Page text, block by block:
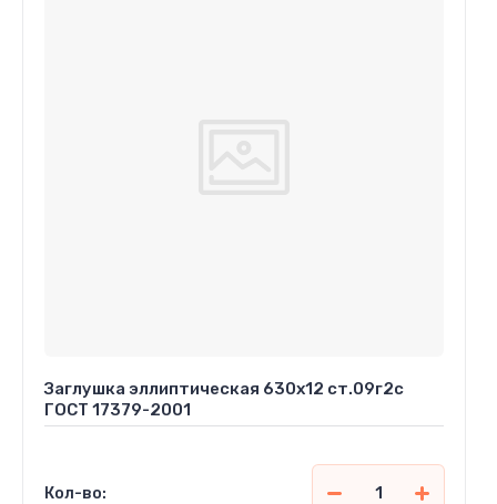
Заглушка эллиптическая 630х12 ст.09г2с
ГОСТ 17379-2001
Кол-во: